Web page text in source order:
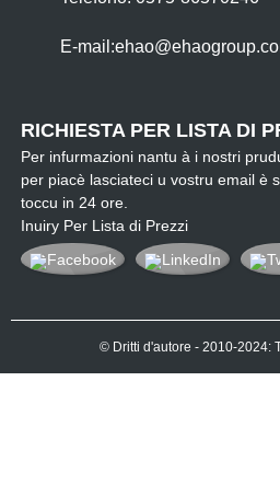
E-mail:
RICHIESTA PER LISTA DI
Per infurmazioni nantu à i nostri
per piacè lasciateci u vostru email è
toccu in 24 ore.
Inuiry Per Lista di Prezzi
© Dritti d'autore - 2010-2024: